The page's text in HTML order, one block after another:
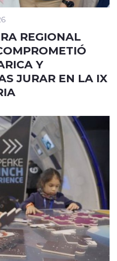
REGIONAL
Y
JURAR EN LA IX